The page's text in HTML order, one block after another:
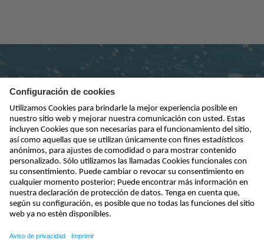
Suscribirse al boletín
enviar